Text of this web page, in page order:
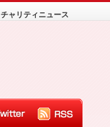
チャリティニュース